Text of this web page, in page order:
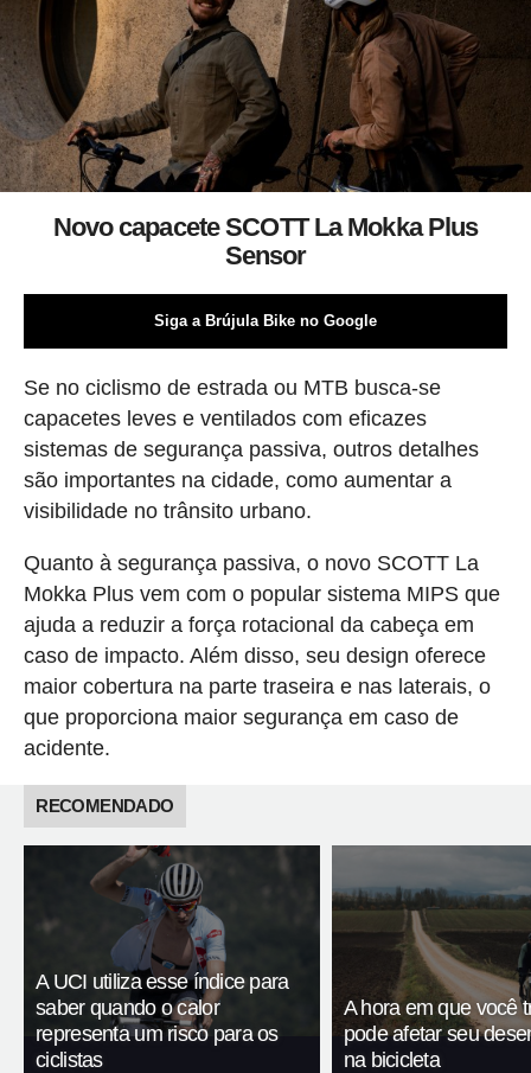
Novo capacete SCOTT La Mokka Plus
Sensor
Siga a Brújula Bike no Google
Se no ciclismo de estrada ou MTB busca-se
capacetes leves e ventilados com eficazes
sistemas de segurança passiva, outros detalhes
são importantes na cidade, como aumentar a
visibilidade no trânsito urbano.
Quanto à segurança passiva, o novo SCOTT La
Mokka Plus vem com o popular sistema MIPS que
ajuda a reduzir a força rotacional da cabeça em
caso de impacto. Além disso, seu design oferece
maior cobertura na parte traseira e nas laterais, o
que proporciona maior segurança em caso de
acidente.
RECOMENDADO
A UCI utiliza esse índice para
saber quando o calor
representa um risco para os
ciclistas
A hora em que você
pode afetar seu
na bicicleta